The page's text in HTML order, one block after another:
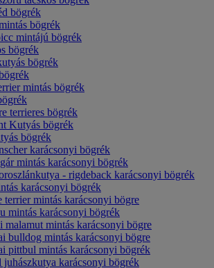
bögrék
bögrék
mintájú bögrék
bögrék
bögrék
mintás bögrék
terrieres bögrék
Kutyás bögrék
bögrék
karácsonyi bögrék
mintás karácsonyi bögrék
- rigdeback karácsonyi bögrék
karácsonyi bögrék
terrier mintás karácsonyi bögre
mintás karácsonyi bögrék
malamut mintás karácsonyi bögre
bulldog mintás karácsonyi bögre
pittbul mintás karácsonyi bögrék
juhászkutya karácsonyi bögrék